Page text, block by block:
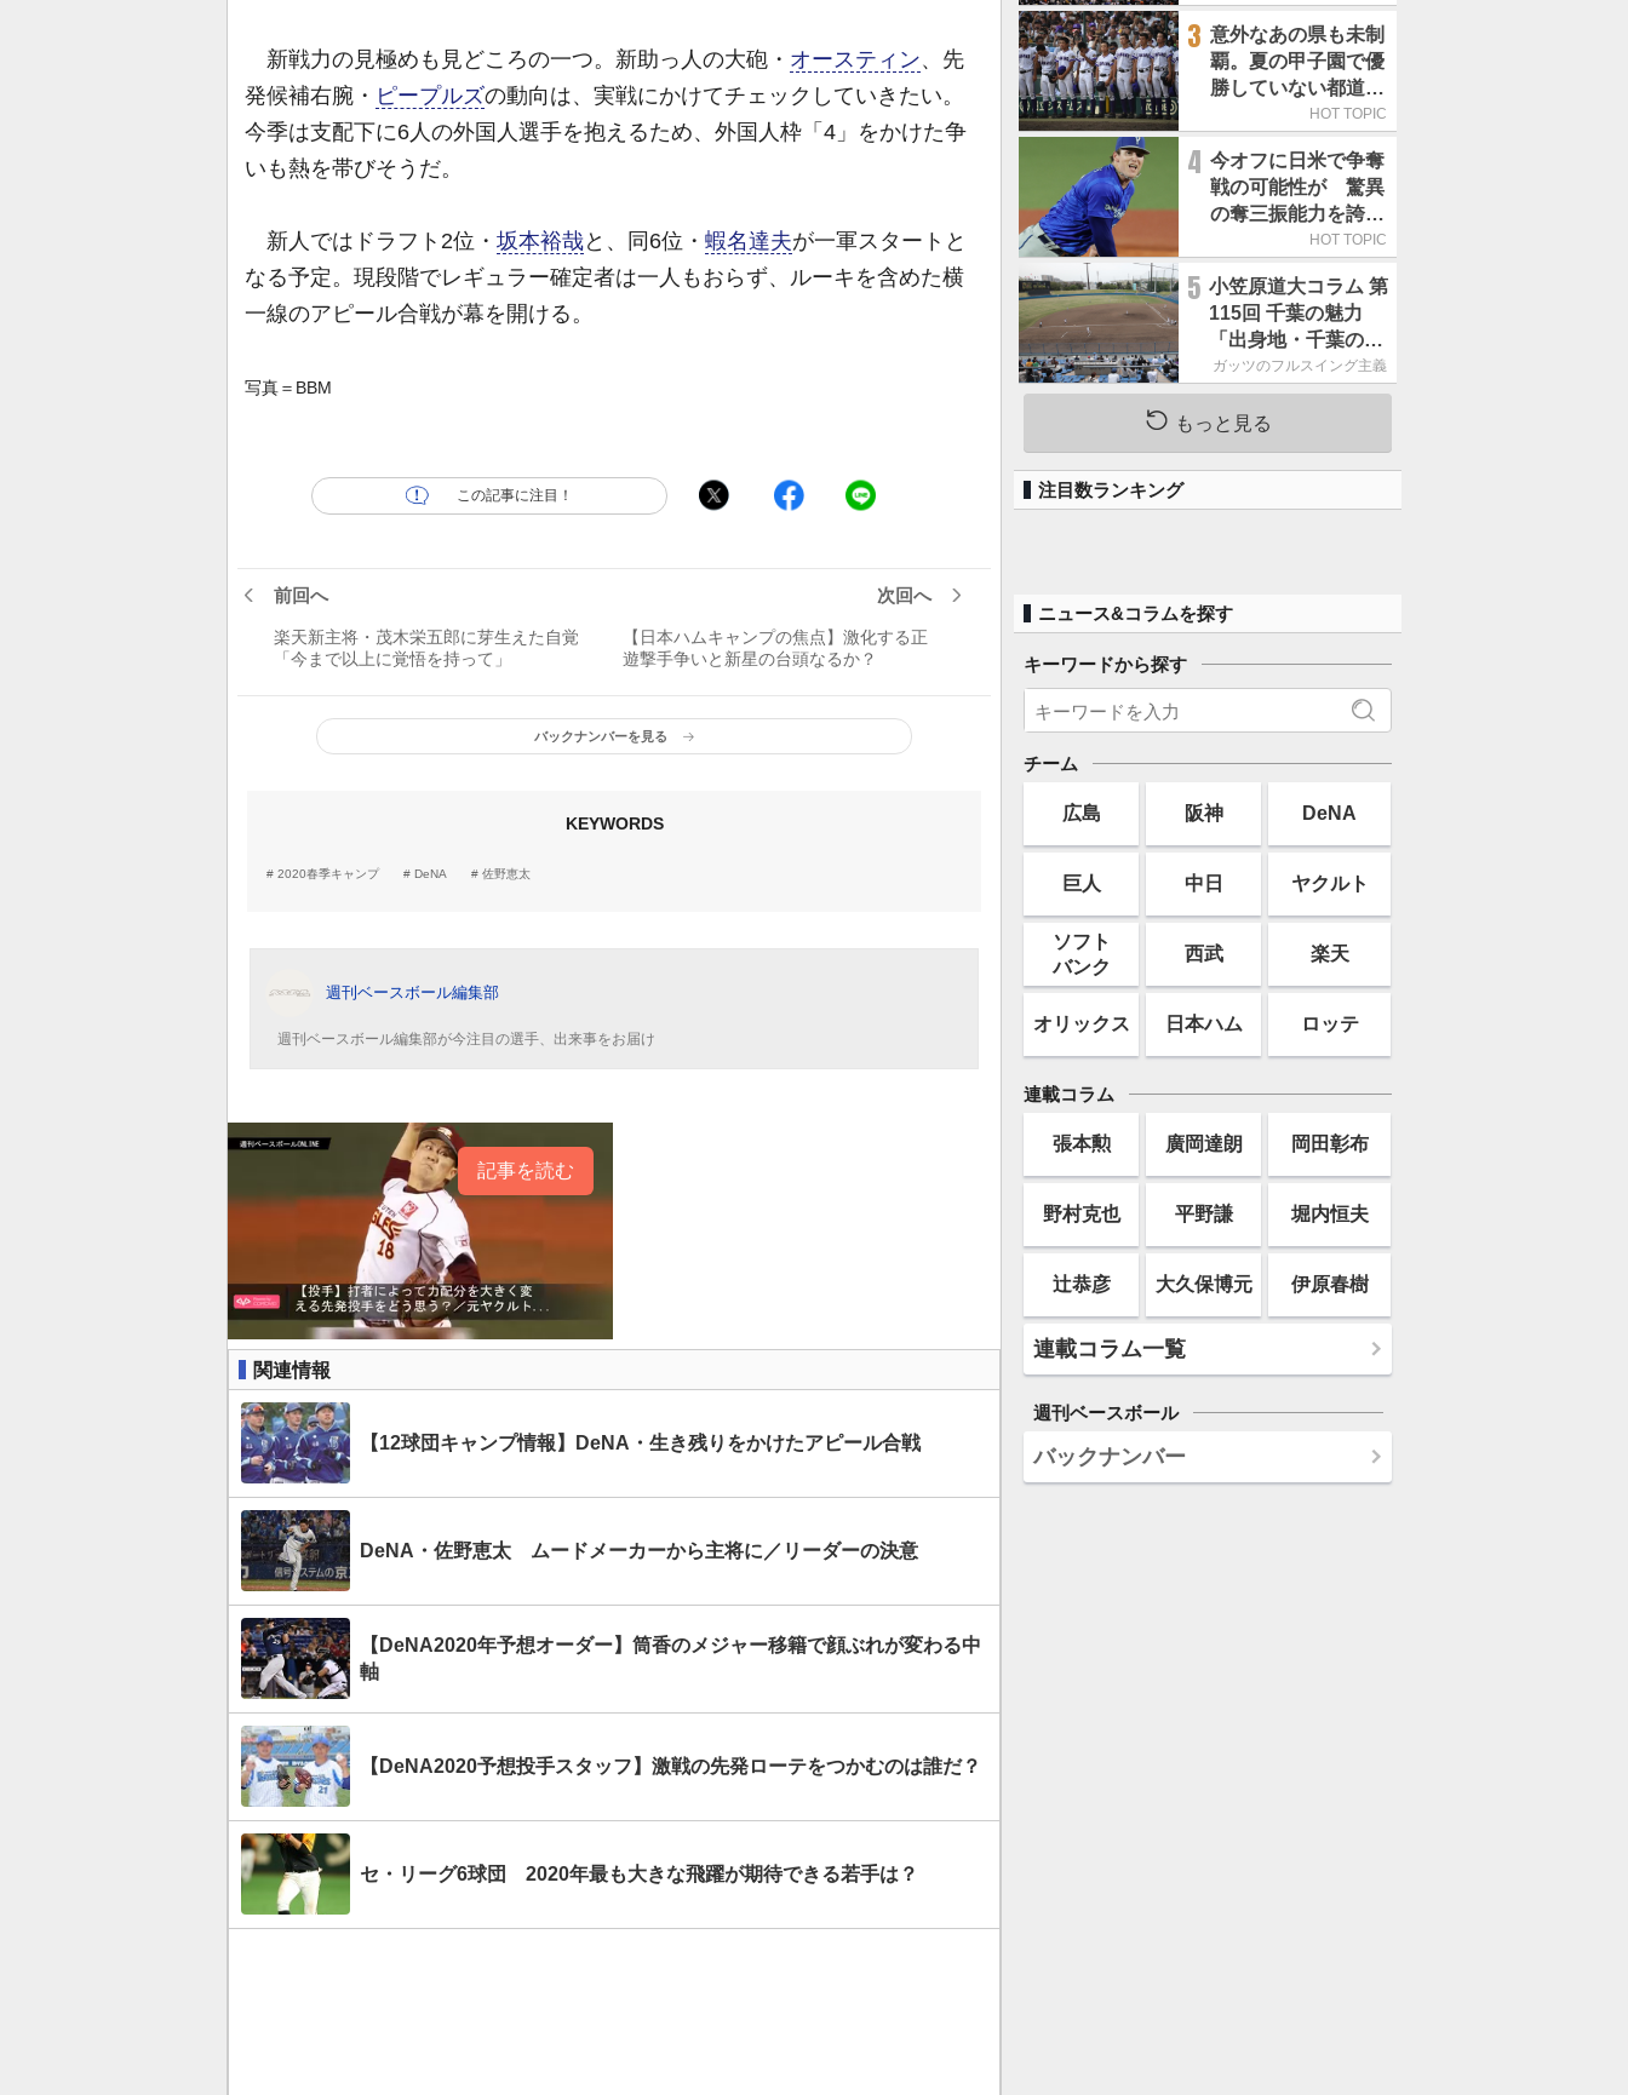
新戦力の見極めも見どころの一つ。新助っ人の大砲・ オースティン、先
発候補右腕・ ピープルズの動向は、実戦にかけてチェックしていきたい。
今季は支配下に6人の外国人選手を抱えるため、外国人枠「4」をかけた争
いも熱を帯びそうだ。
新人ではドラフト2位・ 坂本裕哉と、同6位・ 蝦名達夫が一軍スタートと
なる予定。現段階でレギュラー確定者は一人もおらず、ルーキを含めた横
一線のアピール合戦が幕を開ける。
写真＝BBM
この記事に注目！
前回へ
楽天新主将・茂木栄五郎に芽生えた自覚
「今まで以上に覚悟を持って」
次回へ
【日本ハムキャンプの焦点】激化する正
遊撃手争いと新星の台頭なるか？
バックナンバーを見る
KEYWORDS
2020春季キャンプ DeNA 佐野恵太
週刊ベースボール編集部
週刊ベースボール編集部が今注目の選手、出来事をお届け
記事を読む
関連情報
【12球団キャンプ情報】DeNA・生き残りをかけたアピール合戦
DeNA・佐野恵太 ムードメーカーから主将に／リーダーの決意
【DeNA2020年予想オーダー】筒香のメジャー移籍で顔ぶれが変わる中
軸
【DeNA2020予想投手スタッフ】激戦の先発ローテをつかむのは誰だ？
セ・リーグ6球団 2020年最も大きな飛躍が期待できる若手は？
3 意外なあの県も未制
覇。夏の甲子園で優
勝していない都道府
HOT TOPIC
4 今オフに日米で争奪
戦の可能性が 驚異
の奪三振能力を誇る
「最速160キロ右
HOT TOPIC
5 小笠原道大コラム 第
115回 千葉の魅力
「出身地・千葉の話
の続き。昔から野球
熱の高い土地柄で
す」
ガッツのフルスイング主義
もっと見る
注目数ランキング
ニュース&コラムを探す
キーワードから探す
チーム
広島 阪神 DeNA
巨人 中日 ヤクルト
ソフト
バンク
西武 楽天
オリックス 日本ハム ロッテ
連載コラム
張本勲 廣岡達朗 岡田彰布
野村克也 平野謙 堀内恒夫
辻恭彦 大久保博元 伊原春樹
連載コラム一覧
週刊ベースボール
バックナンバー